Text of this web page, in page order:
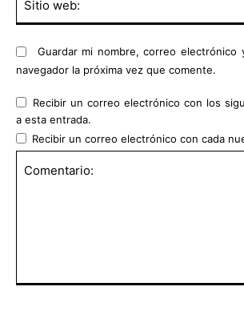
Guardar mi nombre, correo
navegador la próxima vez que comente.
Recibir un correo electrónico con los
a esta entrada.
Recibir un correo electrónico con cada